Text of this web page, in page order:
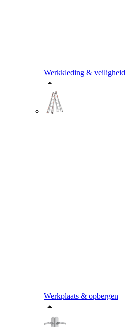
Werkkleding & veiligheid
Werkplaats & opbergen